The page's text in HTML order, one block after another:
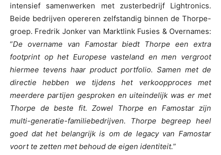
intensief samenwerken met zusterbedrijf Lightronics.
Beide bedrijven opereren zelfstandig binnen de Thorpe-
groep. Fredrik Jonker van Marktlink Fusies & Overnames:
“De overname van Famostar biedt Thorpe een extra
footprint op het Europese vasteland en men vergroot
hiermee tevens haar product portfolio. Samen met de
directie hebben we tijdens het verkoopproces met
meerdere partijen gesproken en uiteindelijk was er met
Thorpe de beste fit. Zowel Thorpe en Famostar zijn
multi-generatie-familiebedrijven. Thorpe begreep heel
goed dat het belangrijk is om de legacy van Famostar
voort te zetten met behoud de eigen identiteit.”